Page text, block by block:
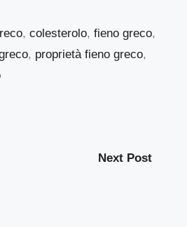
,colesterolo,fieno greco,
, proprietà fieno greco,
Next Post